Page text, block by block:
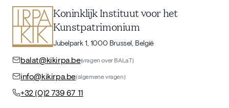
Koninklijk Instituut voor het
Kunstpatrimonium
Jubelpark 1, 1000 Brussel, België
balat@kikirpa.be(vragen over BALaT)
info@kikirpa.be(algemene vragen)
+32 (0)2 739 67 11